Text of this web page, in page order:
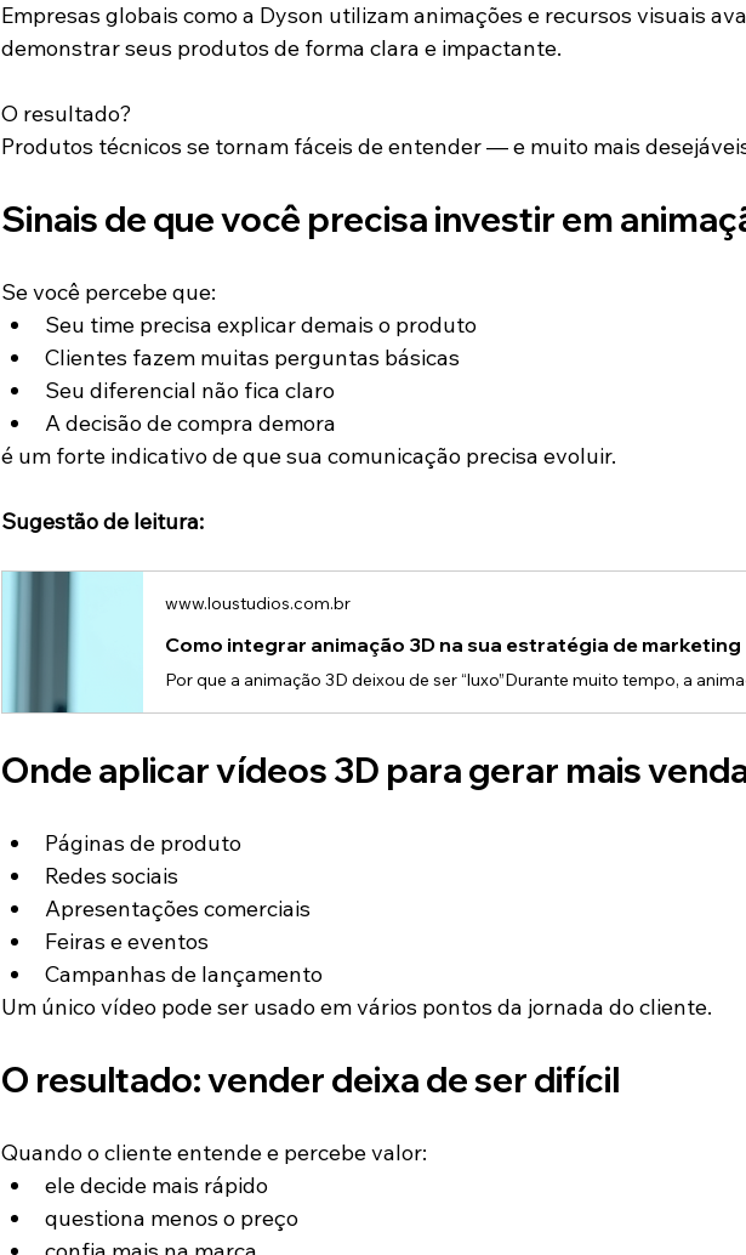
Empresas globais como a Dyson utilizam animações e recursos visuais
demonstrar seus produtos de forma clara e impactante.
O resultado?
Produtos técnicos se tornam fáceis de entender — e muito mais
Sinais de que você precisa investir em
Se você percebe que:
Seu time precisa explicar demais o produto
Clientes fazem muitas perguntas básicas
Seu diferencial não fica claro
A decisão de compra demora
é um forte indicativo de que sua comunicação precisa evoluir.
Sugestão de leitura:
www.loustudios.com.br
Como integrar animação 3D na sua estratégia de marketing
Onde aplicar vídeos 3D para gerar mais
Páginas de produto
Redes sociais
Apresentações comerciais
Feiras e eventos
Campanhas de lançamento
Um único vídeo pode ser usado em vários pontos da jornada do cliente.
O resultado: vender deixa de ser difícil
Quando o cliente entende e percebe valor:
ele decide mais rápido
questiona menos o preço